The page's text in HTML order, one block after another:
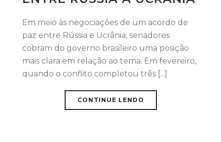
Em meio às negociações de um acordo de
paz entre Rússia e Ucrânia, senadores
cobram do governo brasileiro uma posição
mais clara em relação ao tema. Em fevereiro,
quando o conflito completou três [...]
CONTINUE LENDO